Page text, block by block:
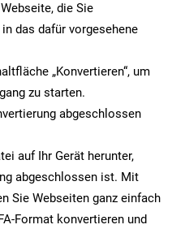
die Sie
das dafür vorgesehene
„Konvertieren“, um
zu starten.
abgeschlossen
auf Ihr Gerät herunter,
abgeschlossen ist. Mit
Sie Webseiten ganz einfach
Format konvertieren und